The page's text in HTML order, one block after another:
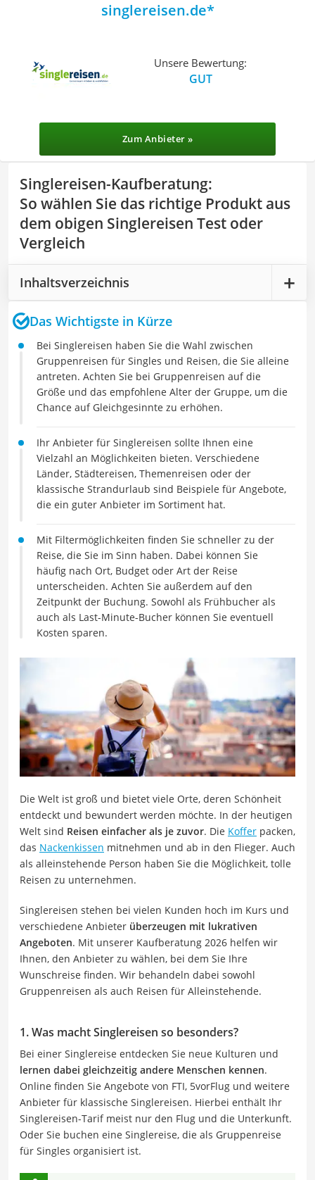
singlereisen.de
Unsere Bewertung:
GUT
Zum Anbieter »
Singlereisen-Kaufberatung:
So wählen Sie das richtige Produkt aus
dem obigen Singlereisen Test oder
Vergleich
Inhaltsverzeichnis
Das Wichtigste in Kürze
Bei Singlereisen haben Sie die Wahl zwischen
Gruppenreisen für Singles und Reisen, die Sie alleine
antreten. Achten Sie bei Gruppenreisen auf die
Größe und das empfohlene Alter der Gruppe, um die
Chance auf Gleichgesinnte zu erhöhen.
Ihr Anbieter für Singlereisen sollte Ihnen eine
Vielzahl an Möglichkeiten bieten. Verschiedene
Länder, Städtereisen, Themenreisen oder der
klassische Strandurlaub sind Beispiele für Angebote,
die ein guter Anbieter im Sortiment hat.
Mit Filtermöglichkeiten finden Sie schneller zu der
Reise, die Sie im Sinn haben. Dabei können Sie
häufig nach Ort, Budget oder Art der Reise
unterscheiden. Achten Sie außerdem auf den
Zeitpunkt der Buchung. Sowohl als Frühbucher als
auch als Last-Minute-Bucher können Sie eventuell
Kosten sparen.
Die Welt ist groß und bietet viele Orte, deren Schönheit
entdeckt und bewundert werden möchte. In der heutigen
Welt sind Reisen einfacher als je zuvor. Die Koffer packen,
das Nackenkissen mitnehmen und ab in den Flieger. Auch
als alleinstehende Person haben Sie die Möglichkeit, tolle
Reisen zu unternehmen.
Singlereisen stehen bei vielen Kunden hoch im Kurs und
verschiedene Anbieter überzeugen mit lukrativen
Angeboten. Mit unserer Kaufberatung 2026 helfen wir
Ihnen, den Anbieter zu wählen, bei dem Sie Ihre
Wunschreise finden. Wir behandeln dabei sowohl
Gruppenreisen als auch Reisen für Alleinstehende.
1. Was macht Singlereisen so besonders?
Bei einer Singlereise entdecken Sie neue Kulturen und
lernen dabei gleichzeitig andere Menschen kennen.
Online finden Sie Angebote von FTI, 5vorFlug und weitere
Anbieter für klassische Singlereisen. Hierbei enthält Ihr
Singlereisen-Tarif meist nur den Flug und die Unterkunft.
Oder Sie buchen eine Singlereise, die als Gruppenreise
für Singles organisiert ist.